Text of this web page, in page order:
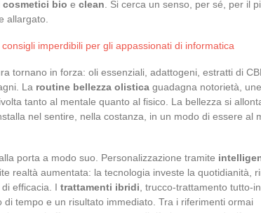
cosmetici bio e clean . Si cerca un senso, per sé, per il
allargato.
imperdibili per gli appassionati di informatica
tornano in forza: oli essenziali, adattogeni, estratti di
La routine bellezza olistica guadagna notorietà,
tanto al mentale quanto al fisico. La bellezza si
nel sentire, nella costanza, in un modo di essere al
porta a modo suo. Personalizzazione tramite
realtà aumentata: la tecnologia investe la quotidianità,
di efficacia. I trattamenti ibridi , trucco-trattamento tutto-
tempo e un risultato immediato. Tra i riferimenti ormai